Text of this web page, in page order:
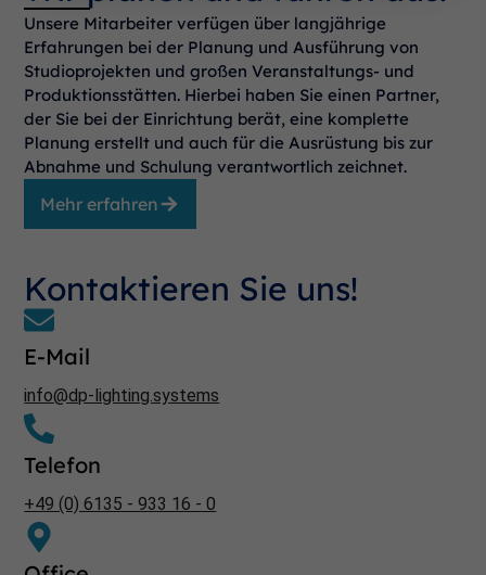
Unsere Mitarbeiter verfügen über langjährige
Erfahrungen bei der Planung und Ausführung von
Studioprojekten und großen Veranstaltungs- und
Produktionsstätten. Hierbei haben Sie einen Partner,
der Sie bei der Einrichtung berät, eine komplette
Planung erstellt und auch für die Ausrüstung bis zur
Abnahme und Schulung verantwortlich zeichnet.
Mehr erfahren
Kontaktieren Sie uns!
E-Mail
info@dp-lighting.systems
Telefon
+49 (0) 6135 - 933 16 - 0